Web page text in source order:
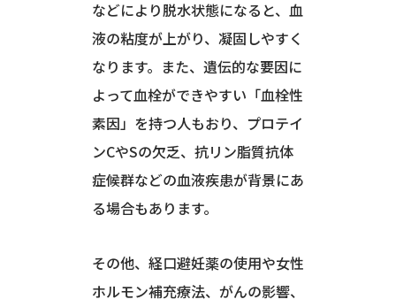
などにより脱水状態になると、血
液の粘度が上がり、凝固しやすく
なります。また、遺伝的な要因に
よって血栓ができやすい「血栓性
素因」を持つ人もおり、プロテイ
ンCやSの欠乏、抗リン脂質抗体
症候群などの血液疾患が背景にあ
る場合もあります。
その他、経口避妊薬の使用や女性
ホルモン補充療法、がんの影響、